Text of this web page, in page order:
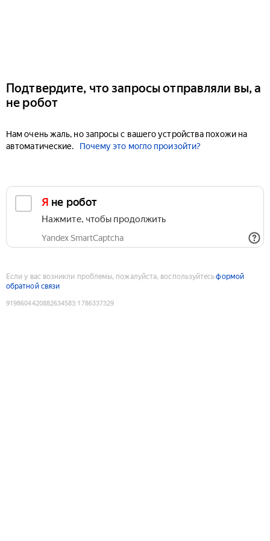
Подтвердите, что запросы отправляли вы, а
не робот
Нам очень жаль, но запросы с вашего устройства похожи на
автоматические.
Почему это могло произойти?
Я не робот
Нажмите, чтобы продолжить
Yandex SmartCaptcha
Если у вас возникли проблемы, пожалуйста, воспользуйтесьформой
обратной связи
9198604420882634583:1786337329